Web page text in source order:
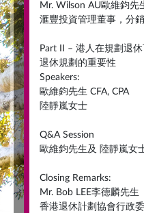
Mr. Wilson AU歐維鈞先
滙豐投資管理董事，分
Part II – 港人在規劃退
退休規劃的重要性
Speakers:
歐維鈞先生 CFA, CPA
陸靜嵐女士
Q&A Session
歐維鈞先生及 陸靜嵐女
Closing Remarks:
Mr. Bob LEE李德麟先生
香港退休計劃協會行政